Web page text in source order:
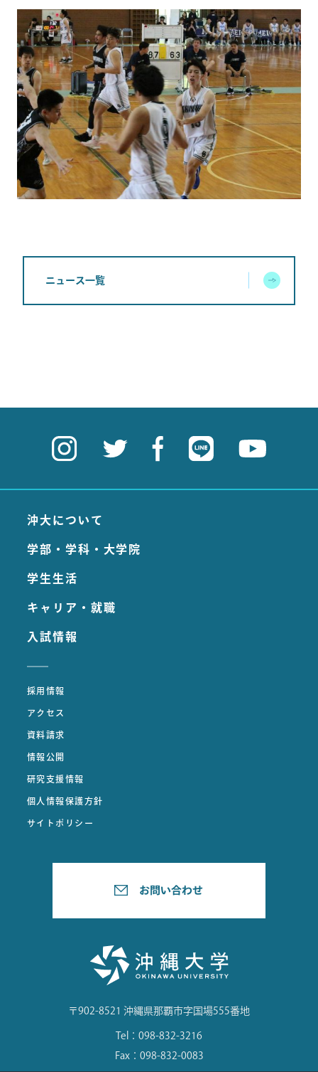
ニュース一覧
沖大について
学部・学科・大学院
学生生活
キャリア・就職
入試情報
採用情報
アクセス
資料請求
情報公開
研究支援情報
個人情報保護方針
サイトポリシー
〒902-8521 沖縄県那覇市字国場555番地
Tel：098-832-3216
Fax：098-832-0083